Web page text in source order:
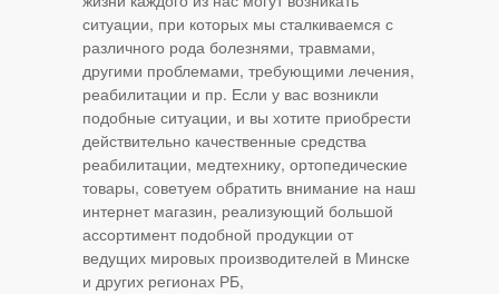
ситуации, при которых мы сталкиваемся с
различного рода болезнями, травмами,
другими проблемами, требующими лечения,
реабилитации и пр. Если у вас возникли
подобные ситуации, и вы хотите приобрести
действительно качественные средства
реабилитации, медтехнику, ортопедические
товары, советуем обратить внимание на наш
интернет магазин, реализующий большой
ассортимент подобной продукции от
ведущих мировых производителей в Минске
и других регионах РБ,